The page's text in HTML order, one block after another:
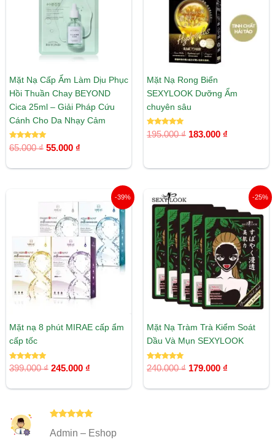
Mặt Nạ Cấp Ẩm Làm Dịu Phục
Hồi Thuần Chay BEYOND
Cica 25ml – Giải Pháp Cứu
Cánh Cho Da Nhạy Cảm
Được xếp
hạng
65.000₫ 55.000 ₫
Mặt Nạ Rong Biển
SEXYLOOK Dưỡng Ẩm
chuyên sâu
Được xếp
hạng
195.000₫ 183.000 ₫
-39%
Mặt nạ 8 phút MIRAE cấp ẩm
cấp tốc
Được xếp
hạng
399.000₫
gốc
là:
399.000 ₫.
245.000 ₫
hiện
tại
là:
245.000 ₫.
-25%
Mặt Nạ Tràm Trà Kiểm Soát
Dầu Và Mụn SEXYLOOK
Được xếp
hạng
240.000₫
gốc
là:
240.000 ₫.
179.000 ₫
tại
là:
179.000 ₫.
hạng55
Admin – Eshop